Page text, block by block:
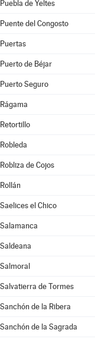
Puebla de Yeltes
Puente del Congosto
Puertas
Puerto de Béjar
Puerto Seguro
Rágama
Retortillo
Robleda
Robliza de Cojos
Rollán
Saelices el Chico
Salamanca
Saldeana
Salmoral
Salvatierra de Tormes
Sanchón de la Ribera
Sanchón de la Sagrada